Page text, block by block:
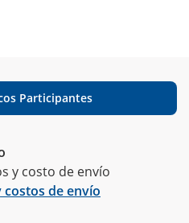
Participantes
y costo de envío
costos de envío